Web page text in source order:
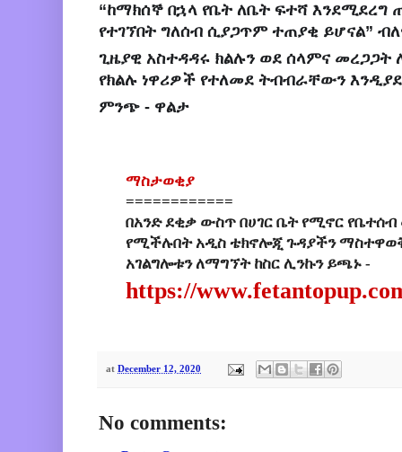
“ከማክሰኞ በኋላ የቤት ለቤት ፍተሻ
የተገኘበት ግለሰብ ሲያጋጥም ተጠያቂ ይሆናል”
ጊዜያዊ አስተዳዳሩ ክልሉን ወደ ሰላምና
የክልሉ ነዋሪዎች የተለመደ ትብብራቸውን
ምንጭ - ዋልታ
ማስታወቂያ
============
በአንድ ደቂቃ ውስጥ በሀገር ቤት የሚኖር
የሚችሉበት አዲስ ቴክኖሎጂ ጉዳያችን
አገልግሎቱን ለማግኘት ከስር ሊንኩን ይጫኑ -
https://
at December 12, 2020
No comments: